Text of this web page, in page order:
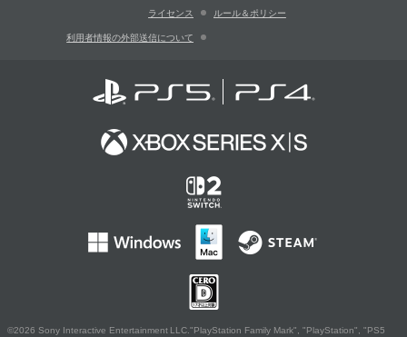
ライセンス ルール＆ポリシー
利用者情報の外部送信について
©2026 Sony Interactive Entertainment LLC."PlayStation Family Mark", "PlayStation", "PS5